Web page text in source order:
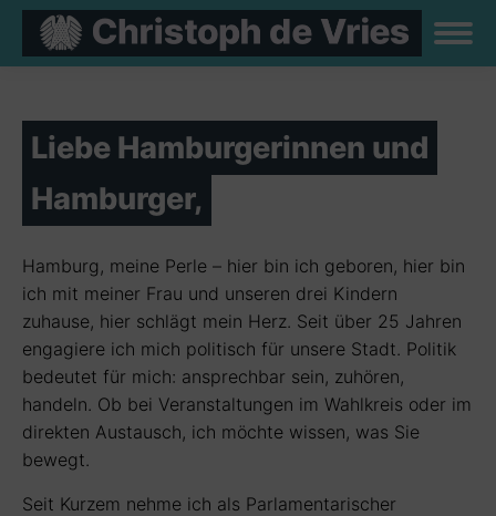
Liebe Hamburgerinnen und
Hamburger,
Hamburg, meine Perle – hier bin ich geboren, hier bin
ich mit meiner Frau und unseren drei Kindern
zuhause, hier schlägt mein Herz. Seit über 25 Jahren
engagiere ich mich politisch für unsere Stadt. Politik
bedeutet für mich: ansprechbar sein, zuhören,
handeln. Ob bei Veranstaltungen im Wahlkreis oder im
direkten Austausch, ich möchte wissen, was Sie
bewegt.
Seit Kurzem nehme ich als Parlamentarischer